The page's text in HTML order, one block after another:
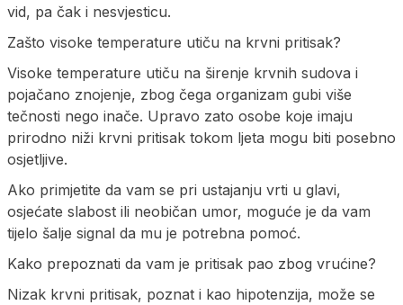
vid, pa čak i nesvjesticu.
Zašto visoke temperature utiču na krvni pritisak?
Visoke temperature utiču na širenje krvnih sudova i
pojačano znojenje, zbog čega organizam gubi više
tečnosti nego inače. Upravo zato osobe koje imaju
prirodno niži krvni pritisak tokom ljeta mogu biti posebno
osjetljive.
Ako primjetite da vam se pri ustajanju vrti u glavi,
osjećate slabost ili neobičan umor, moguće je da vam
tijelo šalje signal da mu je potrebna pomoć.
Kako prepoznati da vam je pritisak pao zbog vrućine?
Nizak krvni pritisak, poznat i kao hipotenzija, može se